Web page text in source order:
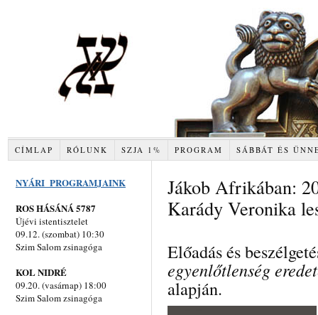
CÍMLAP RÓLUNK SZJA 1% PROGRAM SÁBBÁT ÉS
Jákob Afrikában:
Karády Veronika
Előadás és
egyenlőtlenség
alapján.
NYÁRI PROGRAMJAINK
ROS HÁSÁNÁ 5787
Újévi istentisztelet
09.12. (szombat) 10:30
Szim Salom zsinagóga
KOL NIDRÉ
09.20. (vasárnap) 18:00
Szim Salom zsinagóga